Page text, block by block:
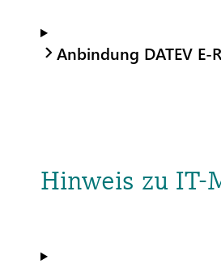
Anbindung DATEV
Hinweis zu IT-